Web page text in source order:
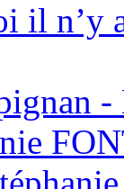
il n’y
-